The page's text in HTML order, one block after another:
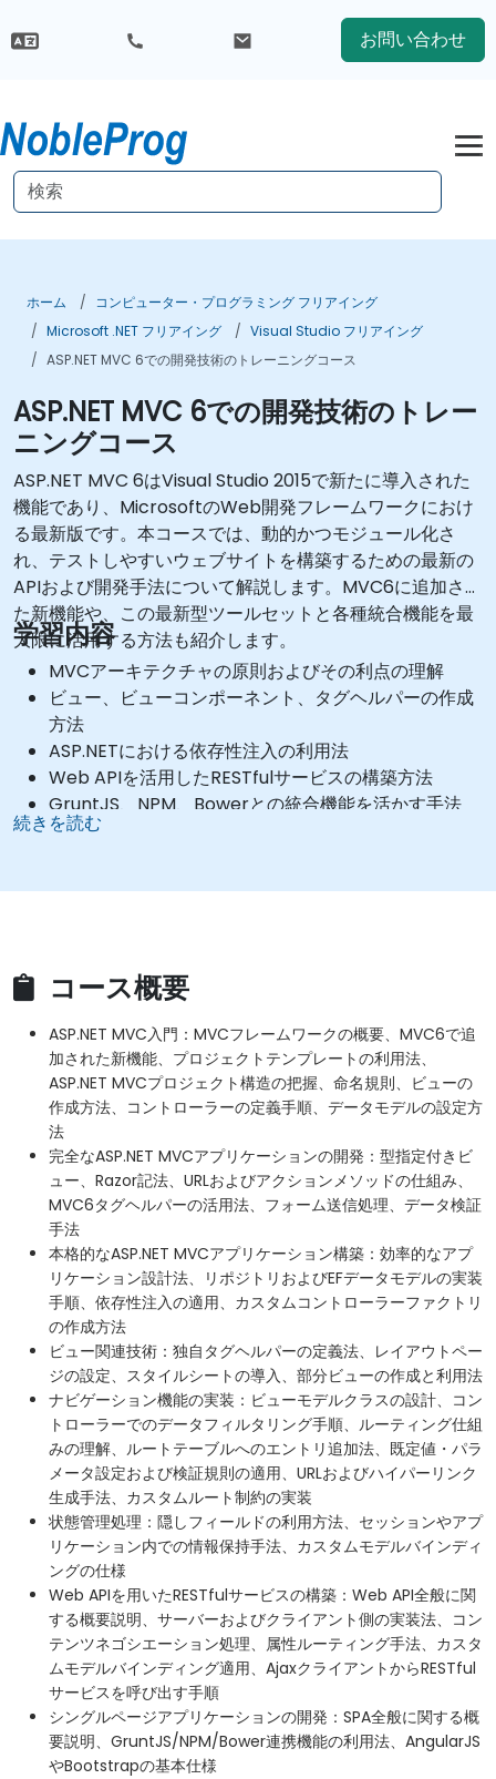
お問い合わせ
ホーム
コンピューター・プログラミング フリアイング
Microsoft .NET フリアイング
Visual Studio フリアイング
ASP.NET MVC 6での開発技術のトレーニングコース
ASP.NET MVC 6での開発技術のトレー
ニングコース
ASP.NET MVC 6はVisual Studio 2015で新たに導入された
機能であり、MicrosoftのWeb開発フレームワークにおけ
る最新版です。本コースでは、動的かつモジュール化さ
れ、テストしやすいウェブサイトを構築するための最新の
APIおよび開発手法について解説します。MVC6に追加され
た新機能や、この最新型ツールセットと各種統合機能を最
大限に活用する方法も紹介します。
学習内容
MVCアーキテクチャの原則およびその利点の理解
ビュー、ビューコンポーネント、タグヘルパーの作成
方法
ASP.NETにおける依存性注入の利用法
Web APIを活用したRESTfulサービスの構築方法
GruntJS、NPM、Bowerとの統合機能を活かす手法
シングルページアプリケーション（SPA）の作成方法
続きを読む
コース概要
ASP.NET MVC入門：MVCフレームワークの概要、MVC6で追
加された新機能、プロジェクトテンプレートの利用法、
ASP.NET MVCプロジェクト構造の把握、命名規則、ビューの
作成方法、コントローラーの定義手順、データモデルの設定方
法
完全なASP.NET MVCアプリケーションの開発：型指定付きビ
ュー、Razor記法、URLおよびアクションメソッドの仕組み、
MVC6タグヘルパーの活用法、フォーム送信処理、データ検証
手法
本格的なASP.NET MVCアプリケーション構築：効率的なアプ
リケーション設計法、リポジトリおよびEFデータモデルの実装
手順、依存性注入の適用、カスタムコントローラーファクトリ
の作成方法
ビュー関連技術：独自タグヘルパーの定義法、レイアウトペー
ジの設定、スタイルシートの導入、部分ビューの作成と利用法
ナビゲーション機能の実装：ビューモデルクラスの設計、コン
トローラーでのデータフィルタリング手順、ルーティング仕組
みの理解、ルートテーブルへのエントリ追加法、既定値・パラ
メータ設定および検証規則の適用、URLおよびハイパーリンク
生成手法、カスタムルート制約の実装
状態管理処理：隠しフィールドの利用方法、セッションやアプ
リケーション内での情報保持手法、カスタムモデルバインディ
ングの仕様
Web APIを用いたRESTfulサービスの構築：Web API全般に関
する概要説明、サーバーおよびクライアント側の実装法、コン
テンツネゴシエーション処理、属性ルーティング手法、カスタ
ムモデルバインディング適用、AjaxクライアントからRESTful
サービスを呼び出す手順
シングルページアプリケーションの開発：SPA全般に関する概
要説明、GruntJS/NPM/Bower連携機能の利用法、AngularJS
やBootstrapの基本仕様